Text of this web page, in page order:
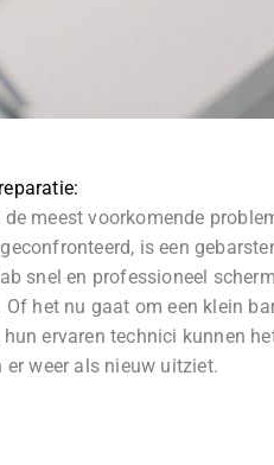
de meest voorkomende
is een
snel en professioneel
Of het nu gaat om een klein
hun ervaren technici kunnen
er weer als nieuw uitziet.